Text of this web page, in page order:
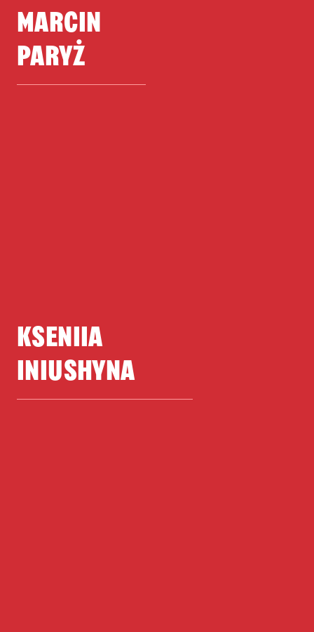
MARCIN
PARYŻ
KSENIIA
INIUSHYNA